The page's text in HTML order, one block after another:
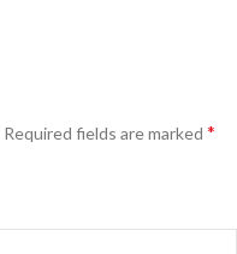
Required fields are marked *